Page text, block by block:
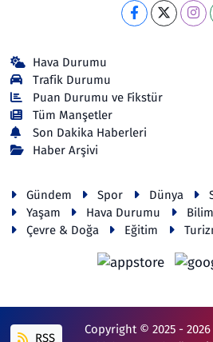
Hava Durumu
Trafik Durumu
Puan Durumu ve Fikstür
Tüm Manşetler
Son Dakika Haberleri
Haber Arşivi
Gündem Spor Dünya
Yaşam
Hava Durumu
Çevre & Doğa
Eğitim
RSS
Copyright © 2025 -